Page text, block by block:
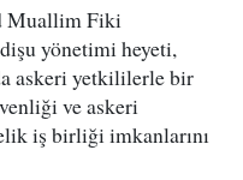
Muallim Fiki
yönetimi heyeti,
askeri yetkililerle bir
ve askeri
iş birliği imkanlarını